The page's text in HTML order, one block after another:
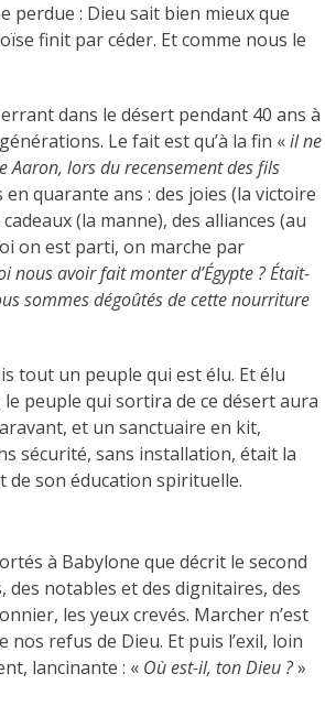
perdue : Dieu sait bien mieux que
finit par céder. Et comme nous le
dans le désert pendant 40 ans à
Le fait est qu’à la fin «il ne
Aaron, lors du recensement des fils
en quarante ans : des joies (la victoire
(la manne), des alliances (au
on est parti, on marche par
nous avoir fait monter d’Égypte ? Était-
sommes dégoûtés de cette nourriture
tout un peuple qui est élu. Et élu
le peuple qui sortira de ce désert aura
et un sanctuaire en kit,
sécurité, sans installation, était la
de son éducation spirituelle.
à Babylone que décrit le second
des notables et des dignitaires, des
les yeux crevés. Marcher n’est
refus de Dieu. Et puis l’exil, loin
lancinante : « Où est-il, ton Dieu ?»